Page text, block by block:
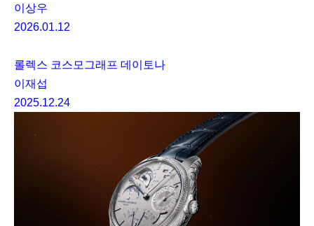
이상우
2026.01.12
롤렉스 코스모그래프 데이토나
이재섭
2025.12.24